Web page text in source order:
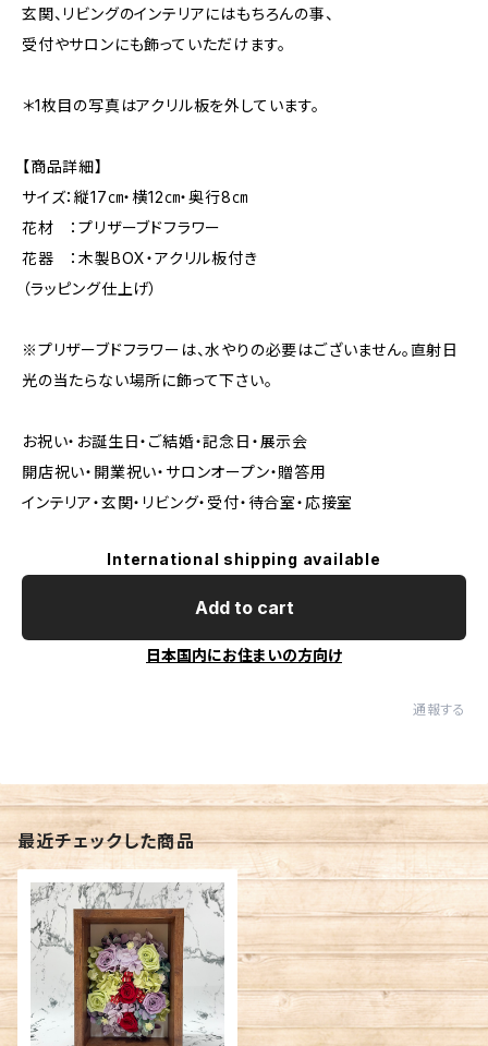
玄関、リビングのインテリアにはもちろんの事、
受付やサロンにも飾っていただけます。
＊1枚目の写真はアクリル板を外しています。
【商品詳細】
サイズ：縦17㎝・横12㎝・奥行8㎝
花材 ：プリザーブドフラワー
花器 ：木製BOX・アクリル板付き
（ラッピング仕上げ）
※プリザーブドフラワーは、水やりの必要はございません。直射日
光の当たらない場所に飾って下さい。
お祝い・お誕生日・ご結婚・記念日・展示会
開店祝い・開業祝い・サロンオープン・贈答用
インテリア・玄関・リビング・受付・待合室・応接室
International shipping available
Add to cart
日本国内にお住まいの方向け
通報する
最近チェックした商品